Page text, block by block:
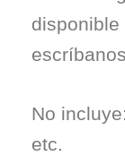
disponible
No
etc.